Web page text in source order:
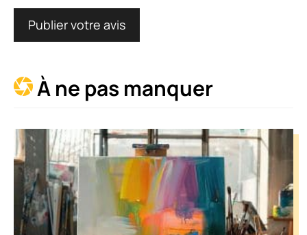
À ne pas manquer